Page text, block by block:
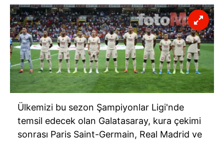
Ülkemizi bu sezon Şampiyonlar Ligi'nde
temsil edecek olan Galatasaray, kura çekimi
sonrası Paris Saint-Germain, Real Madrid ve